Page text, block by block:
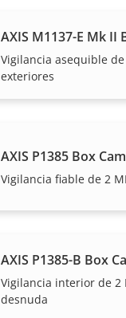
AXIS M1137-E Mk II
Vigilancia asequible
exteriores
AXIS P1385 Box
Vigilancia fiable de 2
AXIS P1385-B Box
Vigilancia interior de 2
desnuda